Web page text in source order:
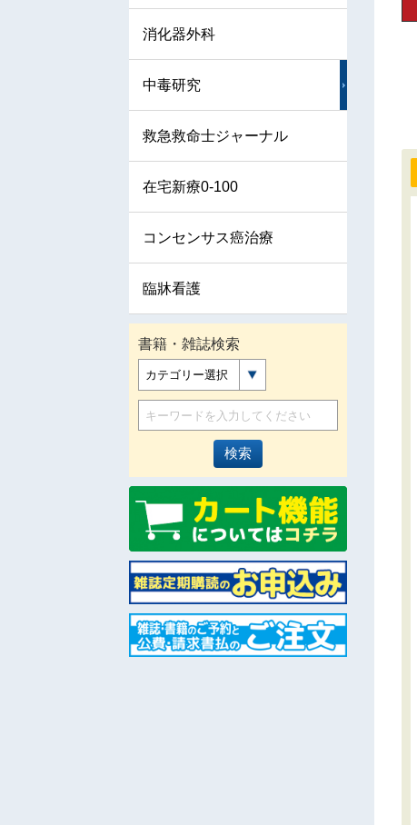
消化器外科
中毒研究
救急救命士ジャーナル
在宅新療0-100
コンセンサス癌治療
臨牀看護
書籍・雑誌検索
カテゴリー選択